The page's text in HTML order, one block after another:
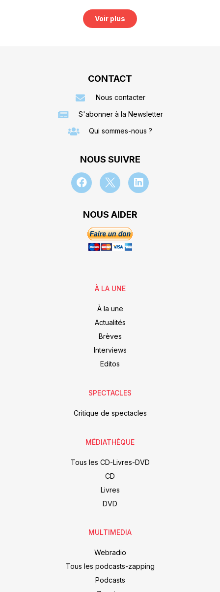
Voir plus
CONTACT
Nous contacter
S'abonner à la Newsletter
Qui sommes-nous ?
NOUS SUIVRE
NOUS AIDER
À LA UNE
À la une
Actualités
Brèves
Interviews
Editos
SPECTACLES
Critique de spectacles
MÉDIATHÈQUE
Tous les CD-Livres-DVD
CD
Livres
DVD
MULTIMEDIA
Webradio
Tous les podcasts-zapping
Podcasts